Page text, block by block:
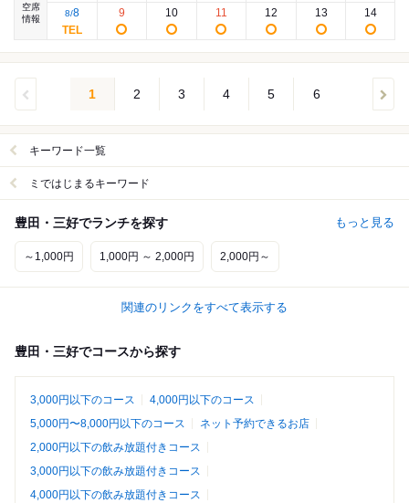
空席
情報
8/8 9 10 11 12 13 14
1 2 3 4 5 6
キーワード一覧
ミではじまるキーワード
豊田・三好でランチを探す もっと見る
～1,000円 1,000円 ～ 2,000円 2,000円～
関連のリンクをすべて表示する
豊田・三好でコースから探す
3,000円以下のコース
4,000円以下のコース
5,000円〜8,000円以下のコース
ネット予約できるお店
2,000円以下の飲み放題付きコース
3,000円以下の飲み放題付きコース
4,000円以下の飲み放題付きコース